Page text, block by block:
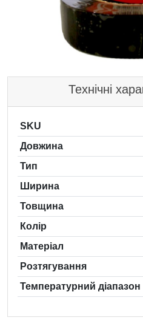
Технічні
SKU
Довжина
Тип
Ширина
Товщина
Колiр
Матеріал
Розтягування
Температурний діапазон